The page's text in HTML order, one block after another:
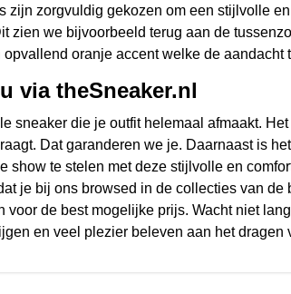
zijn zorgvuldig gekozen om een ​​stijlvolle
zien we bijvoorbeeld terug aan de
oranje accent welke de
via theSneaker.nl
sneaker die je outfit helemaal afmaakt.
Dat garanderen we je. Daarnaast is
show te stelen met deze stijlvolle en
je bij ons browsed in de collecties van
de best mogelijke prijs. Wacht niet
en veel plezier beleven aan het dragen